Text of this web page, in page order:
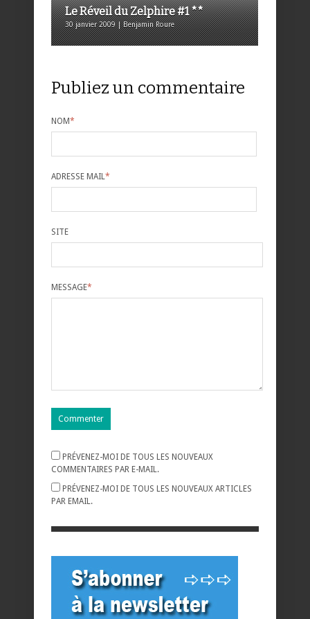
Le Réveil du Zelphire #1 **
30 janvier 2009 | Benjamin Roure
Publiez un commentaire
NOM*
ADRESSE MAIL*
SITE
MESSAGE*
PRÉVENEZ-MOI DE TOUS LES NOUVEAUX
COMMENTAIRES PAR E-MAIL.
PRÉVENEZ-MOI DE TOUS LES NOUVEAUX ARTICLES
PAR EMAIL.